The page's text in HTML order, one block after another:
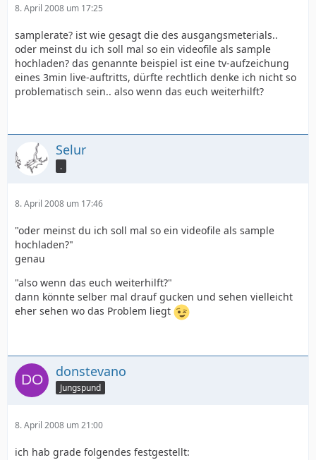
8. April 2008 um 17:25
samplerate? ist wie gesagt die des ausgangsmeterials..
oder meinst du ich soll mal so ein videofile als sample
hochladen? das genannte beispiel ist eine tv-aufzeichung
eines 3min live-auftritts, dürfte rechtlich denke ich nicht so
problematisch sein.. also wenn das euch weiterhilft?
Selur
.
8. April 2008 um 17:46
"oder meinst du ich soll mal so ein videofile als sample
hochladen?"
genau
"also wenn das euch weiterhilft?"
dann könnte selber mal drauf gucken und sehen vielleicht
eher sehen wo das Problem liegt
donstevano
Jungspund
8. April 2008 um 21:00
ich hab grade folgendes festgestellt: